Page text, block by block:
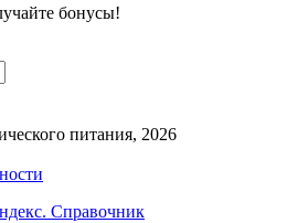
бонусы!
питания, 2026
Справочник